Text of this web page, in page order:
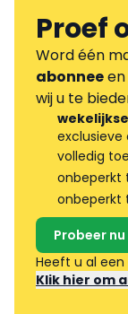
Proef
Word één
abonnee
wij u te
volledig
onbeperkt
onbeperkt
Probeer nu
Heeft u al
Klik hier om